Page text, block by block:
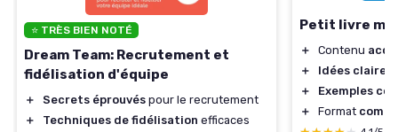
⭐ TRÈS BIEN NOTÉ
Dream Team: Recrutement et
fidélisation d'équipe
＋ Secrets éprouvés pour le recrutement
＋
Techniques de fidélisation efficaces
Petit livre
＋ Contenu
＋
Idées claires
＋
Exemples
＋
Format